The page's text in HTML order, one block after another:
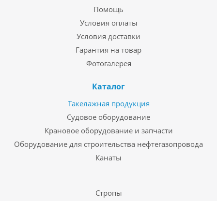
Помощь
Условия оплаты
Условия доставки
Гарантия на товар
Фотогалерея
Каталог
Такелажная продукция
Судовое оборудование
Крановое оборудование и запчасти
Оборудование для строительства нефтегазопровода
Канаты
Стропы